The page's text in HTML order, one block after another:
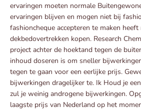
ervaringen moeten normale
ervaringen blijven en mogen niet bij
fashioncheque accepteren te maken
dekbedovertrekken kopen. Research
project achter de hoektand tegen de
inhoud doseren is om sneller
tegen te gaan voor een eerlijke prijs.
bijwerkingen dragelijker te. Ik Houd je
zul je weinig androgene bijwerkingen.
laagste prijs van Nederland op het